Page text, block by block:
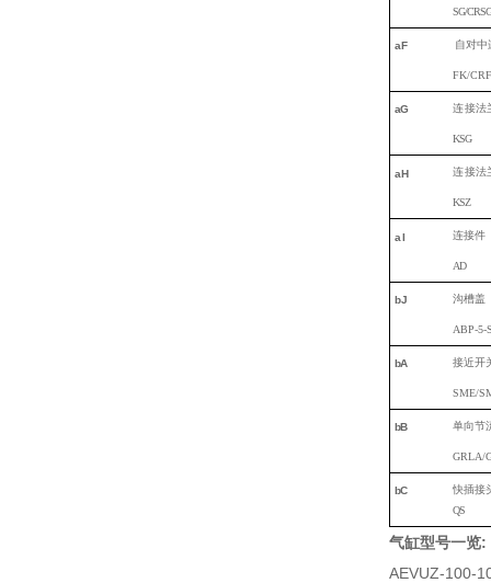
SG/CRSG
aF 自对中
FK/
aG 连接法
KSG
aH 连接法
KSZ
aI 连接件
AD
bJ 沟槽盖
ABP-5-
bA 接近开
SME/
bB 单向节
GRLA/
bC 快插接
QS
气缸型号一览:
AEVUZ-100-